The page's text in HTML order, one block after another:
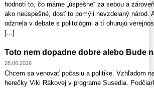
hodnotí to, čo máme „úspešne“ za sebou a
ako neúspešné, dosť to pomýli nevzdelaný národ.
odznela v debate s politológmi a tí ohurujú
[...]
Toto nem dopadne dobre alebo Bude
28.06.2026
Chcem sa venovať počasiu a politike. Vzhľadom
herečky Viki Rákovej v programe Susedia.